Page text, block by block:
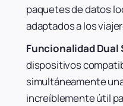
paquetes de datos
adaptados a los
Funcionalidad Dual
dispositivos
simultáneamente
increíblemente útil